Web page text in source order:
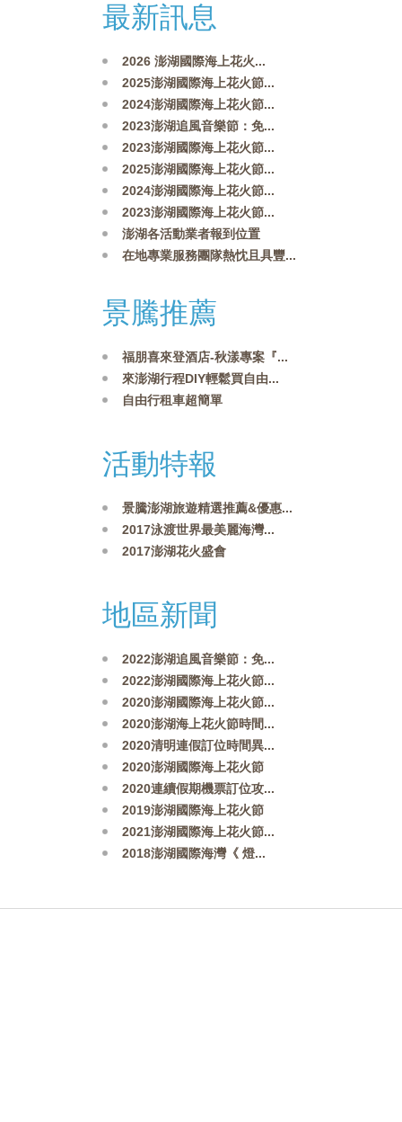
最新訊息
2026 澎湖國際海上花火...
2025澎湖國際海上花火節...
2024澎湖國際海上花火節...
2023澎湖追風音樂節：免...
2023澎湖國際海上花火節...
2025澎湖國際海上花火節...
2024澎湖國際海上花火節...
2023澎湖國際海上花火節...
澎湖各活動業者報到位置
在地專業服務團隊熱忱且具豐...
景騰推薦
福朋喜來登酒店-秋漾專案『...
來澎湖行程DIY輕鬆買自由...
自由行租車超簡單
活動特報
景騰澎湖旅遊精選推薦&優惠...
2017泳渡世界最美麗海灣...
2017澎湖花火盛會
地區新聞
2022澎湖追風音樂節：免...
2022澎湖國際海上花火節...
2020澎湖國際海上花火節...
2020澎湖海上花火節時間...
2020清明連假訂位時間異...
2020澎湖國際海上花火節
2020連續假期機票訂位攻...
2019澎湖國際海上花火節
2021澎湖國際海上花火節...
2018澎湖國際海灣《 燈...